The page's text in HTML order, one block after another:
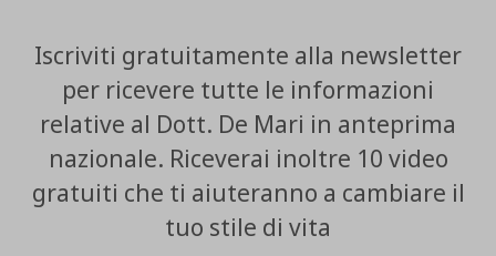
Iscriviti gratuitamente alla newsletter
per ricevere tutte le informazioni
relative al Dott. De Mari in anteprima
nazionale. Riceverai inoltre 10 video
gratuiti che ti aiuteranno a cambiare il
tuo stile di vita